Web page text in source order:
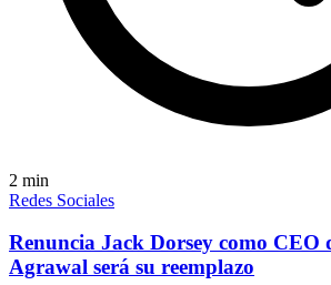
2 min
Redes Sociales
Renuncia Jack Dorsey como CEO
Agrawal será su reemplazo